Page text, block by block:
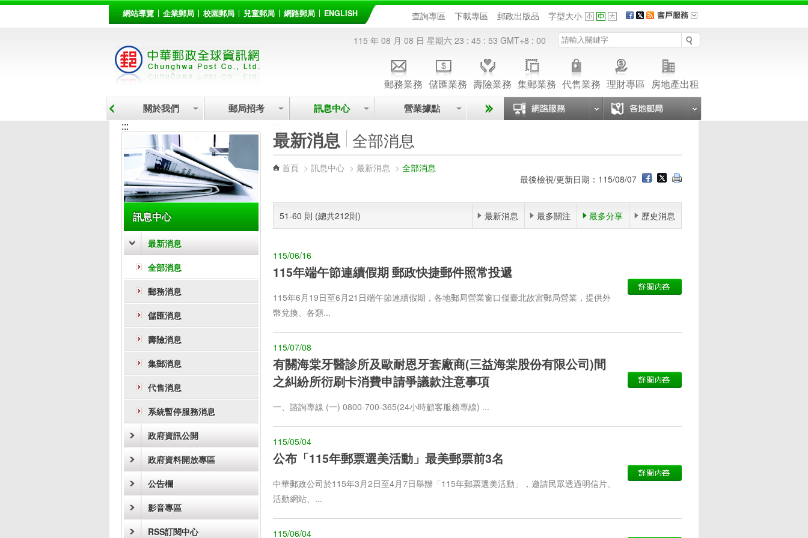
::: 網站導覽 企業郵局 校園郵局 兒童郵局 網路郵局 ENGLISH 查詢專區 下載專區 郵政出版品 字型大小
115 年 08 月 08 日 星期六 23 : 45 : 54 GMT+8 : 00
郵務業務 儲匯業務 壽險業務 集郵業務 代售業務 理財專區 房地產出租
關於我們 郵局招考 訊息中心 營業據點
:::
訊息中心
最新消息
全部消息
郵務消息
儲匯消息
壽險消息
集郵消息
代售消息
系統暫停服務消息
政府資訊公開
政府資料開放專區
公告欄
影音專區
RSS訂閱中心
最新消息 全部消息
首頁 > 訊息中心 > 最新消息 > 全部消息
最後檢視/更新日期：115/08/07
51-60 則 (總共212則) 最新消息 最多關注 最多分享 歷史消息
115/06/16
115年端午節連續假期 郵政快捷郵件照常投遞
115年6月19日至6月21日端午節連續假期，各地郵局營業窗口僅臺北故宮郵局營業，提供外
幣兌換、各類...
115/07/08
有關海棠牙醫診所及歐耐恩牙套廠商(三益海棠股份有限公司)間
之糾紛所衍刷卡消費申請爭議款注意事項
一、諮詢專線 (一) 0800-700-365(24小時顧客服務專線) ...
115/05/04
公布「115年郵票選美活動」最美郵票前3名
中華郵政公司於115年3月2日至4月7日舉辦「115年郵票選美活動」，邀請民眾透過明信片、
活動網站、...
115/06/04